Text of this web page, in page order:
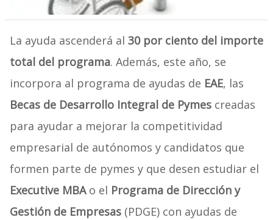
La ayuda ascenderá al 30 por ciento del importe
total del programa. Además, este año, se
incorpora al programa de ayudas de EAE, las
Becas de Desarrollo Integral de Pymescreadas
para ayudar a mejorar la competitividad
empresarial de autónomos y candidatos que
formen parte de pymes y que desen estudiar el
Executive MBAo el Programa de Dirección y
Gestión de Empresas(PDGE) con ayudas de